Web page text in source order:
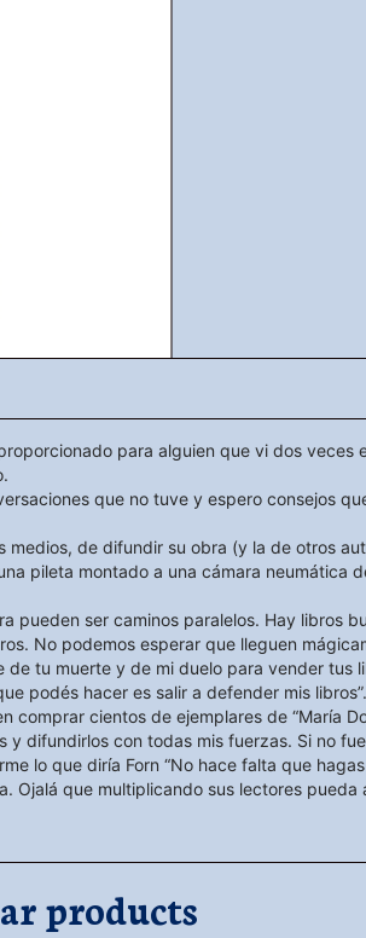
para alguien que vi dos veces
que no tuve y espero consejos
de difundir su obra (y la de otros
pileta montado a una cámara neumática
pueden ser caminos paralelos. Hay libros
No podemos esperar que lleguen
tu muerte y de mi duelo para vender tus
podés hacer es salir a defender mis libros”.
comprar cientos de ejemplares de “María
difundirlos con todas mis fuerzas. Si no
lo que diría Forn “No hace falta que
Ojalá que multiplicando sus lectores pueda
products